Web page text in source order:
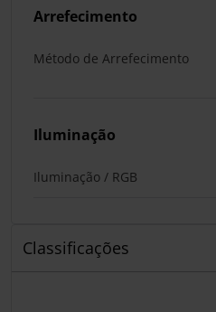
Arrefecimento
Método de Arrefecimento
Iluminação
Iluminação / RGB
Classificações